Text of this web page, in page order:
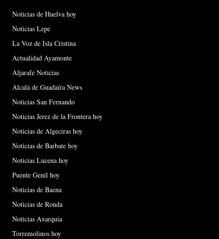
Noticias de Huelva hoy
Noticias Lepe
La Voz de Isla Cristina
Actualidad Ayamonte
Aljarafe Noticias
Alcalá de Guadaíra News
Noticias San Fernando
Noticias Jerez de la Frontera hoy
Noticias de Algeciras hoy
Noticias de Barbate hoy
Noticias Lucena hoy
Puente Genil hoy
Noticias de Baena
Noticias de Ronda
Noticias Axarquía
Torremolinos hoy